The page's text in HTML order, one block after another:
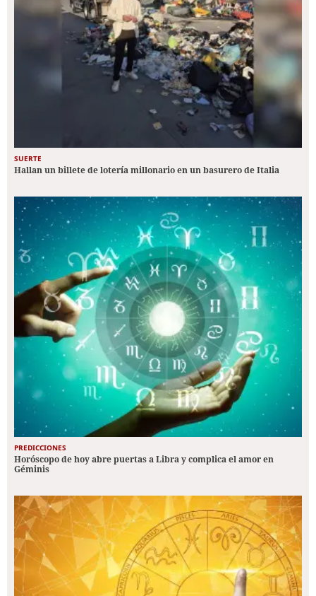
SUERTE
Hallan un billete de lotería millonario en un basurero de Italia
PREDICCIONES
Horóscopo de hoy abre puertas a Libra y complica el amor en
Géminis